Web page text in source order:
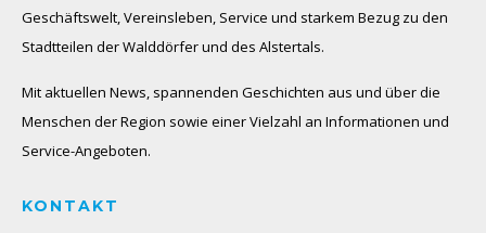
Geschäftswelt, Vereinsleben, Service und starkem Bezug zu den
Stadtteilen der Walddörfer und des Alstertals.
Mit aktuellen News, spannenden Geschichten aus und über die
Menschen der Region sowie einer Vielzahl an Informationen und
Service-Angeboten.
KONTAKT